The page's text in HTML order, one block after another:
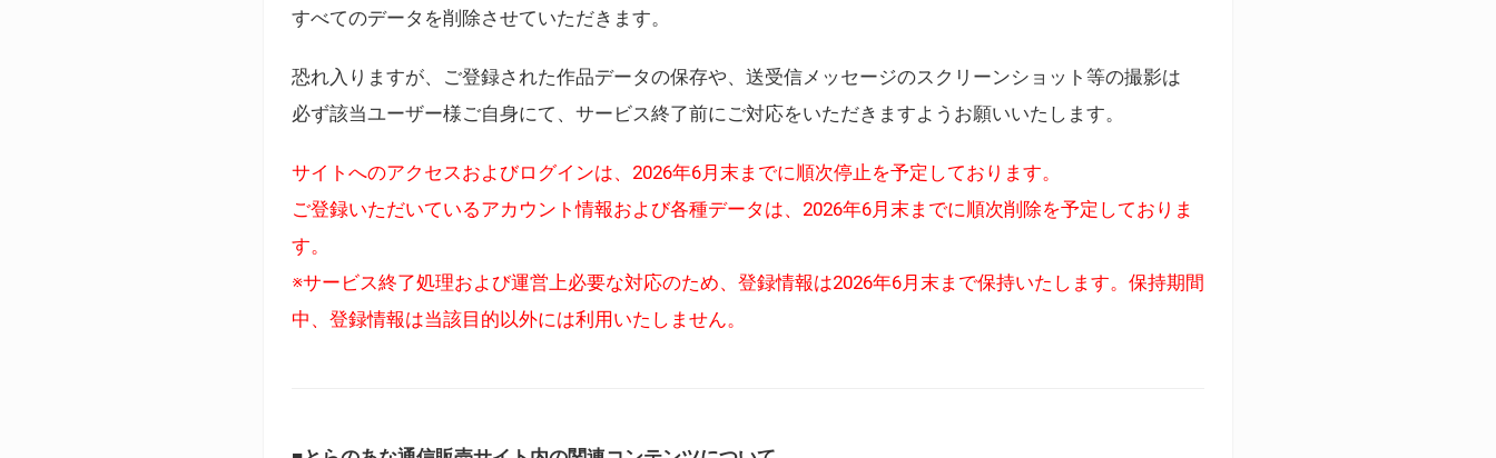
すべてのデータを削除させていただきます。
恐れ入りますが、ご登録された作品データの保存や、送受信メッセージのスクリーンショット等の撮影は
必ず該当ユーザー様ご自身にて、サービス終了前にご対応をいただきますようお願いいたします。
サイトへのアクセスおよびログインは、2026年6月末までに順次停止を予定しております。
ご登録いただいているアカウント情報および各種データは、2026年6月末までに順次削除を予定しておりま
す。
※サービス終了処理および運営上必要な対応のため、登録情報は2026年6月末まで保持いたします。保持期間
中、登録情報は当該目的以外には利用いたしません。